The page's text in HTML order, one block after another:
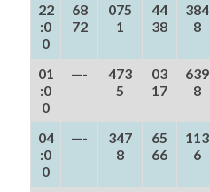
22
:0
0
68
72
075
1
44
38
384
8
01
:0
0
—-
473
5
03
17
639
8
04
:0
0
—-
347
8
65
66
113
6